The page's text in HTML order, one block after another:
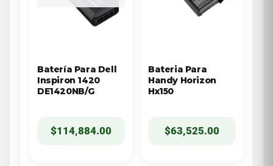
Batería Para Dell
Inspiron 1420
DE1420NB/G
$114,884.00
Bateria Para
Handy Horizon
Hx150
$63,525.00